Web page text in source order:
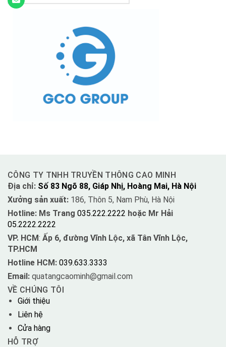
CÔNG TY TNHH TRUYỀN THÔNG CAO MINH
Địa chỉ: Số 83 Ngõ 88, Giáp Nhị, Hoàng Mai, Hà Nội
Xưởng sản xuất: 186, Thôn 5, Nam Phù, Hà Nội
Hotline: Ms Trang 035.222.2222 hoặc Mr Hải
05.2222.2222
VP. HCM: Ấp 6, đường Vĩnh Lộc, xã Tân Vĩnh Lộc,
TP.HCM
Hotline HCM: 039.633.3333
Email: quatangcaominh@gmail.com
VỀ CHÚNG TÔI
Giới thiệu
Liên hệ
Cửa hàng
HỖ TRỢ